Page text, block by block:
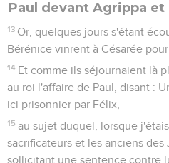
Ainsi, ô roi Agrippa, je n'ai
céleste ;
mais j'ai annoncé
Jérusalem, et à tout le pays de
se repentir et de se tourner vers
convenables à la repentance.
A cause de cela les Juifs,